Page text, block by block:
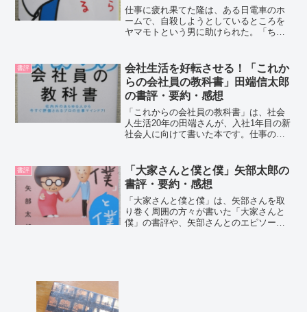
仕事に疲れ果てた隆は、ある日電車のホ
ームで、自殺しようとしているところを
ヤマモトという男に助けられた。「ちょ
フルなストーリー。北川恵海さんの紹介
北川恵海さんの「ちょっと...
書評
会社生活を好転させる！「これか
らの会社員の教科書」田端信太郎
の書評・要約・感想
「これからの会社員の教科書」は、社会
人生活20年の田端さんが、入社1年目の新
社会人に向けて書いた本です。仕事のプ
が書かれています。田端信太郎さんの紹
介NTTデータに新卒...
書評
「大家さんと僕と僕」矢部太郎の
書評・要約・感想
「大家さんと僕と僕」は、矢部さんを取
り巻く周囲の方々が書いた「大家さんと
僕」の書評や、矢部さんとのエピソー